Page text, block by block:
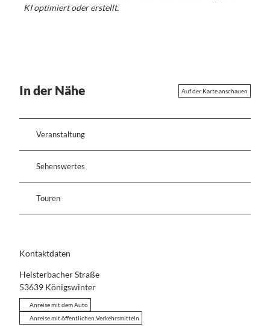
KI optimiert oder erstellt.
In der Nähe Auf der Karte anschauen
Veranstaltung
Sehenswertes
Touren
Kontaktdaten
Heisterbacher Straße
53639 Königswinter
Anreise mit dem Auto
Anreise mit öffentlichen Verkehrsmitteln